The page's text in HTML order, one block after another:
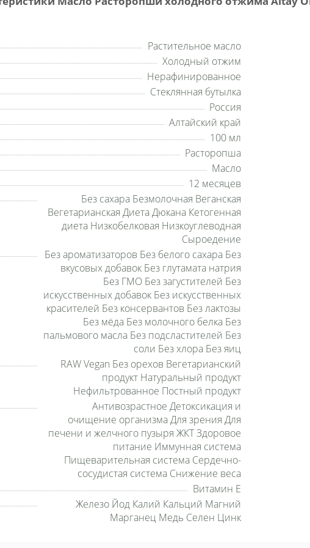
Растительное масло
Холодный отжим
Нерафинированное
Стеклянная бутылка
Россия
Алтайский край
100 мл
Расторопша
Масло
12 месяцев
Без сахара Безмолочная Веганская
Вегетарианская Диета Дюкана Кетогенная
диета Низкобелковая Низкоуглеводная
Сыроедение
Без ароматизаторов Без белого сахара Без
вкусовых добавок Без глутамата натрия
Без ГМО Без загустителей Без
искусственных добавок Без искусственных
красителей Без консервантов Без лактозы
Без мёда Без молочного белка Без
пальмового масла Без подсластителей Без
соли Без хлора Без яиц
RAW Vegan Без орехов Вегетарианский
продукт Натуральный продукт
Нефильтрованное Постный продукт
Антивозрастное Детоксикация и
очищение организма Для зрения Для
печени и желчного пузыря ЖКТ Здоровое
питание Иммунная система
Пищеварительная система Сердечно-
сосудистая система Снижение веса
Витамин E
Железо Йод Калий Кальций Магний
Марганец Медь Селен Цинк